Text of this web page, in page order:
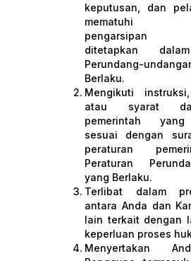
keputusan, dan
mematuhi
pengarsipan
ditetapkan
Perundang-
Berlaku.
Mengikuti
atau syarat
pemerintah yang
sesuai dengan
peraturan
Peraturan
yang Berlaku.
Terlibat dalam
antara Anda dan
lain terkait dengan
keperluan proses
Menyertakan